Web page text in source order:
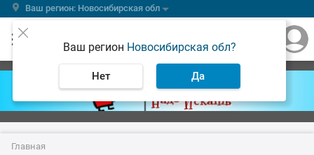
Ваш регион: Новосибирская обл
Ваш регион Новосибирская обл?
Нет Да
Главная